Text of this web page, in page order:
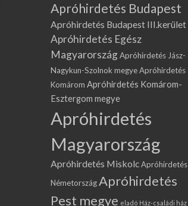
Apróhirdetés Budapest
Apróhirdetés Budapest III.kerület
Apróhirdetés Egész
MagyarországApróhirdetés Jász-
Nagykun-Szolnok megyeApróhirdetés
Komárom Apróhirdetés Komárom-
Esztergom megye
Apróhirdetés
Magyarország
Apróhirdetés MiskolcApróhirdetés
NémetországApróhirdetés
Pest megye eladó Ház-családi ház